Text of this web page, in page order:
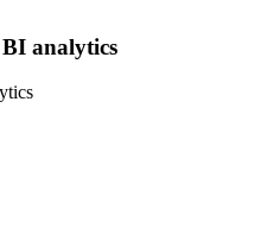
analytics